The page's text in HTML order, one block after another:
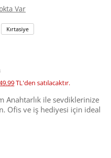
Var
Kırtasiye
TL'den satılacaktır.
Anahtarlık ile sevdiklerinize
Ofis ve iş hediyesi için ideal